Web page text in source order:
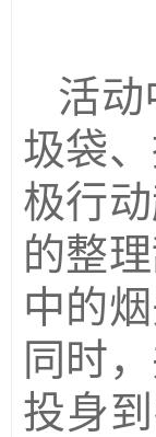
活动
圾袋、
极行
的整
中的
同时
投身